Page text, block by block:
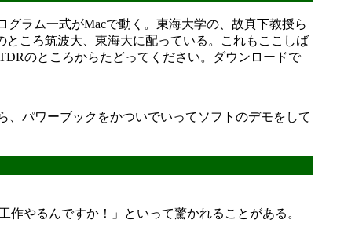
ラム一式がMacで動く。東海大学の、故真下教授ら
ころ筑波大、東海大に配っている。これもここしば
のところからたどってください。ダウンロードで
パワーブックをかついでいってソフトのデモをして
やるんですか！」といって驚かれることがある。